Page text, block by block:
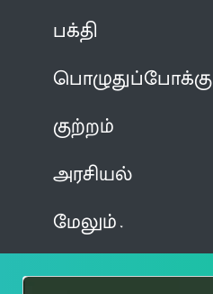
பக்தி
பொழுதுப்போக்கு
குற்றம்
அரசியல்
மேலும்